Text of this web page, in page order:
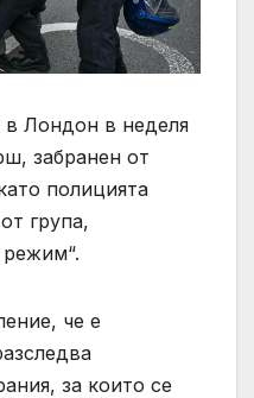
в Лондон в неделя
забранен от
полицията
група,
че е
за които се